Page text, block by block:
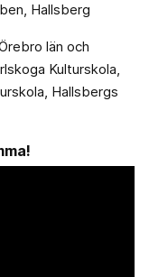
Hallsberg
län och
Kulturskola,
Hallsbergs